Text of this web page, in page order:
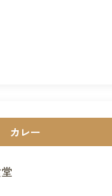
カレー